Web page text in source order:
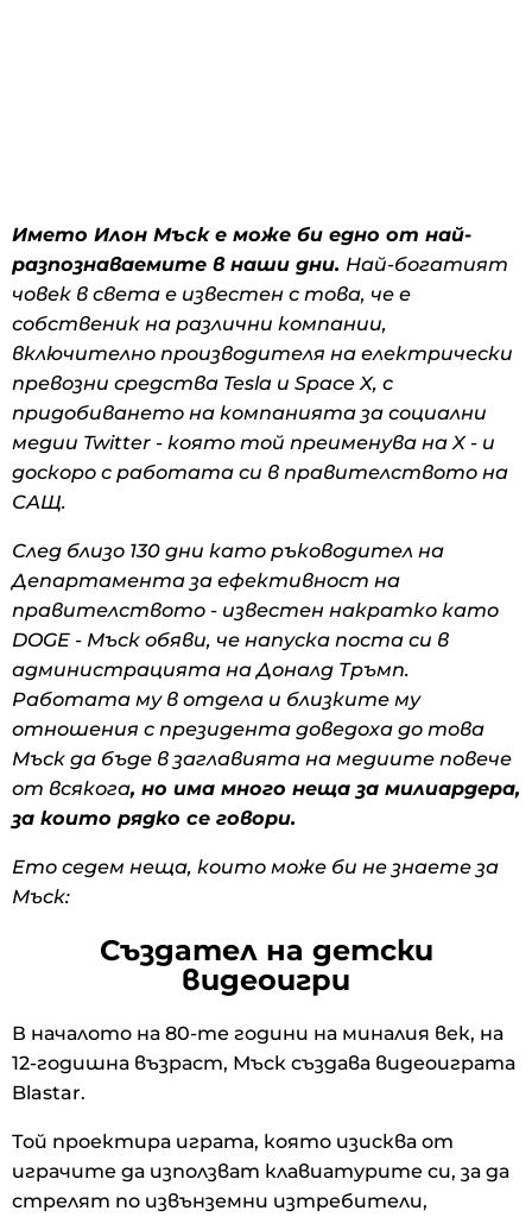
Името Илон Мъск е може би едно от най-
разпознаваемите в наши дни. Най-богатият
човек в света е известен с това, че е
собственик на различни компании,
включително производителя на електрически
превозни средства Tesla и Space X, с
придобиването на компанията за социални
медии Twitter - която той преименува на X - и
доскоро с работата си в правителството на
САЩ.
След близо 130 дни като ръководител на
Департамента за ефективност на
правителството - известен накратко като
DOGE - Мъск обяви, че напуска поста си в
администрацията на Доналд Тръмп.
Работата му в отдела и близките му
отношения с президента доведоха до това
Мъск да бъде в заглавията на медиите повече
от всякога, но има много неща за милиардера,
за които рядко се говори.
Ето седем неща, които може би не знаете за
Мъск:
Създател на детски
видеоигри
В началото на 80-те години на миналия век, на
12-годишна възраст, Мъск създава видеоиграта
Blastar.
Той проектира играта, която изисква от
играчите да използват клавиатурите си, за да
стрелят по извънземни изтребители,